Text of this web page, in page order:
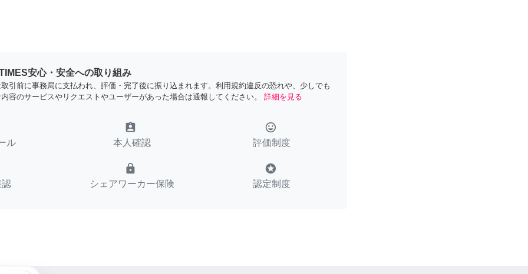
安心・安全への取り組み
引前に事務局に支払われ、評価・完了後に振り込まれます。利用規約違反の恐れや、少しでも
容のサービスやリクエストやユーザーがあった場合は通報してください。
詳細を見る
ル
assignment_ind
本人確認
tag_faces
評価制度
lock
シェアワーカー保険
stars
認定制度